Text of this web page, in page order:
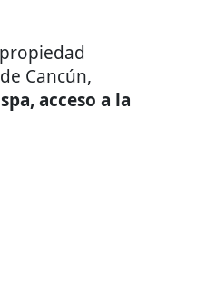
de Cancún,
acceso a la